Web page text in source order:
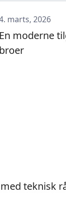
marts, 2026
En moderne
broer
teknisk